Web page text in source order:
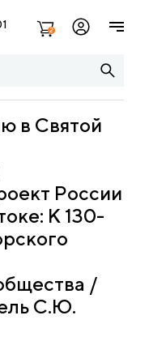
2
в Святой
России
К 130-
/
С.Ю.